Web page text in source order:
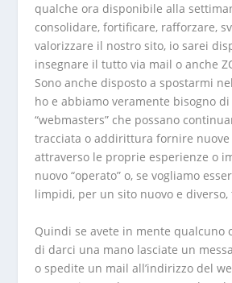
qualche ora disponibile alla
consolidare, fortificare, rafforzare,
valorizzare il nostro sito, io sarei
insegnare il tutto via mail o anche
Sono anche disposto a spostarmi
ho e abbiamo veramente bisogno
“webmasters” che possano
tracciata o addirittura fornire
attraverso le proprie esperienze o
nuovo “operato” o, se vogliamo
limpidi, per un sito nuovo e
Quindi se avete in mente qualcuno
di darci una mano lasciate un
o spedite un mail all’indirizzo del